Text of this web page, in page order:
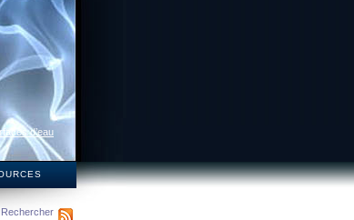
d’eau
Rechercher